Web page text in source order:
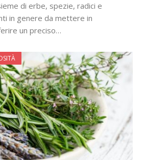
di erbe, spezie, radici e
in genere da mettere in
un preciso…